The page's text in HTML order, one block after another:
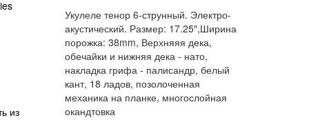
из
Укулеле тенор 6-струнный. Электро-
акустический. Размер: 17.25″,Ширина
порожка: 38mm, Верхняяя дека,
обечайки и нижняя дека - нато,
накладка грифа - палисандр, белый
кант, 18 ладов, позолоченная
механика на планке, многослойная
окандтовка